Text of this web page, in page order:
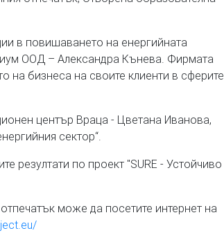
в повишаването на енергийната
ООД – Александра Кънева. Фирмата
на бизнеса на своите клиенти в сферите
център Враца - Цветана Иванова,
сектор“.
резултати по проект "SURE - Устойчиво
може да посетите интернет на